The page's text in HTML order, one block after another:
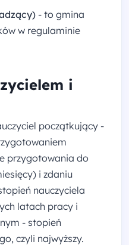
- to gmina
w regulaminie
i
początkujący -
przygotowania do
i zdaniu
nauczyciela
latach pracy i
- stopień
czyli najwyższy.